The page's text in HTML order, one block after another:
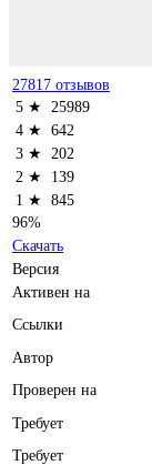
27817 отзывов
5 ★
25989
4 ★ 642
3 ★
202
2 ★
139
1 ★ 845
96%
Скачать
Версия
Активен на
Ссылки
Автор
Проверен на
Требует
Требует